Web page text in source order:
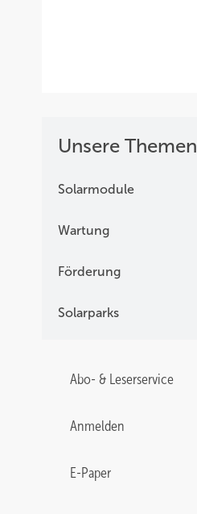
Unsere Themen
Solarmodule
Wartung
Förderung
Solarparks
Abo- & Leserservice
Anmelden
E-Paper